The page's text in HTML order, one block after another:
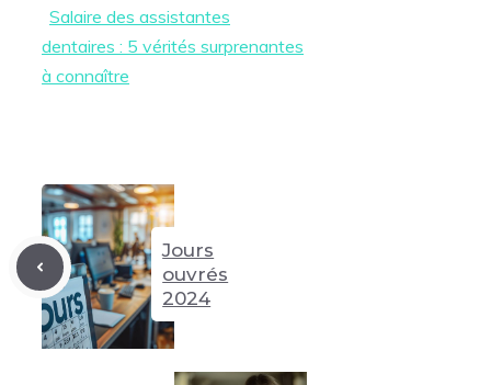
Salaire des assistantes
dentaires : 5 vérités surprenantes
à connaître
Jours
ouvrés
2024